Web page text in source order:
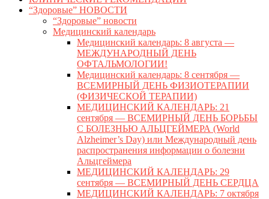
“Здоровые” НОВОСТИ
“Здоровые” новости
Медицинский календарь
Медицинский календарь: 8 августа —
МЕЖДУНАРОДНЫЙ ДЕНЬ
ОФТАЛЬМОЛОГИИ!
Медицинский календарь: 8 сентября —
ВСЕМИРНЫЙ ДЕНЬ ФИЗИОТЕРАПИИ
(ФИЗИЧЕСКОЙ ТЕРАПИИ)
МЕДИЦИНСКИЙ КАЛЕНДАРЬ: 21
сентября — ВСЕМИРНЫЙ ДЕНЬ БОРЬБЫ
С БОЛЕЗНЬЮ АЛЬЦГЕЙМЕРА (World
Alzheimer’s Day) или Международный день
распространения информации о болезни
Альцгеймера
МЕДИЦИНСКИЙ КАЛЕНДАРЬ: 29
сентября — ВСЕМИРНЫЙ ДЕНЬ СЕРДЦА
МЕДИЦИНСКИЙ КАЛЕНДАРЬ: 7 октября